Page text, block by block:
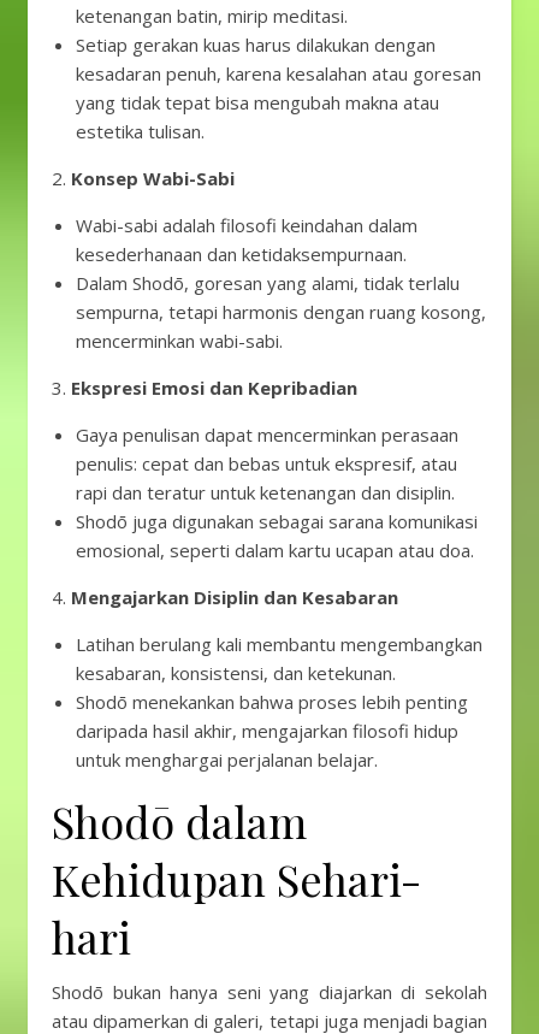
ketenangan batin, mirip meditasi.
Setiap gerakan kuas harus dilakukan dengan
kesadaran penuh, karena kesalahan atau goresan
yang tidak tepat bisa mengubah makna atau
estetika tulisan.
2. Konsep Wabi-Sabi
Wabi-sabi adalah filosofi keindahan dalam
kesederhanaan dan ketidaksempurnaan.
Dalam Shodō, goresan yang alami, tidak terlalu
sempurna, tetapi harmonis dengan ruang kosong,
mencerminkan wabi-sabi.
3. Ekspresi Emosi dan Kepribadian
Gaya penulisan dapat mencerminkan perasaan
penulis: cepat dan bebas untuk ekspresif, atau
rapi dan teratur untuk ketenangan dan disiplin.
Shodō juga digunakan sebagai sarana komunikasi
emosional, seperti dalam kartu ucapan atau doa.
4. Mengajarkan Disiplin dan Kesabaran
Latihan berulang kali membantu mengembangkan
kesabaran, konsistensi, dan ketekunan.
Shodō menekankan bahwa proses lebih penting
daripada hasil akhir, mengajarkan filosofi hidup
untuk menghargai perjalanan belajar.
Shodō dalam
Kehidupan Sehari-
hari
Shodō bukan hanya seni yang diajarkan di sekolah
atau dipamerkan di galeri, tetapi juga menjadi bagian